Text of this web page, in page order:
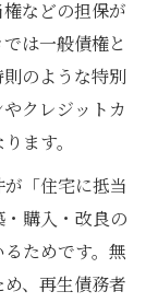
などの担保が
は一般債権と
のような特別
クレジットカ
ます。
「住宅に抵当
購入・改良の
ためです。無
、再生債務者